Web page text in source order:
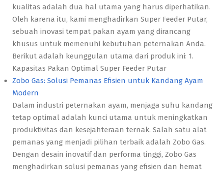
kualitas adalah dua hal utama yang harus diperhatikan.
Oleh karena itu, kami menghadirkan Super Feeder Putar,
sebuah inovasi tempat pakan ayam yang dirancang
khusus untuk memenuhi kebutuhan peternakan Anda.
Berikut adalah keunggulan utama dari produk ini: 1.
Kapasitas Pakan Optimal Super Feeder Putar
Zobo Gas: Solusi Pemanas Efisien untuk Kandang Ayam
Modern
Dalam industri peternakan ayam, menjaga suhu kandang
tetap optimal adalah kunci utama untuk meningkatkan
produktivitas dan kesejahteraan ternak. Salah satu alat
pemanas yang menjadi pilihan terbaik adalah Zobo Gas.
Dengan desain inovatif dan performa tinggi, Zobo Gas
menghadirkan solusi pemanas yang efisien dan hemat